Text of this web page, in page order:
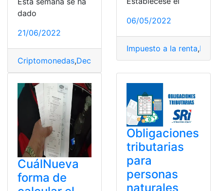
dado
21/06/2022
Criptomonedas,Declaraciones,Declaraciones de
06/05/2022
Impuesto a la renta,NAF
CuálNueva
forma de
Obligaciones
tributarias
para
personas
naturales